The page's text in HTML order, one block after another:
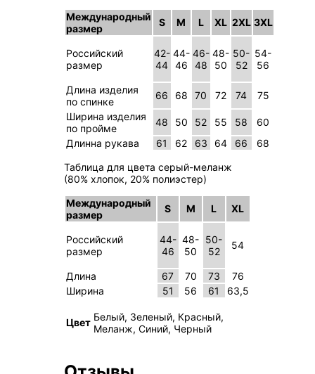
Международный
размер
S M L XL 2XL 3XL
Российский
размер
42-
44
44-
46
46-
48
48-
50
50-
52
54-
56
Длина изделия
по спинке
66 68 70 72 74
75
Ширина изделия
по пройме
48 50 52 55 58
60
Длинна рукава
61 62 63 64 66
68
Таблица для цвета серый-меланж
(80% хлопок, 20% полиэстер)
Международный
размер
S M L XL
Российский
размер
44-
46
48-
50
50-
52
54
Длина 67 70 73
76
Ширина
51 56 61 63,5
Цвет Белый, Зеленый, Красный,
Меланж, Синий, Черный